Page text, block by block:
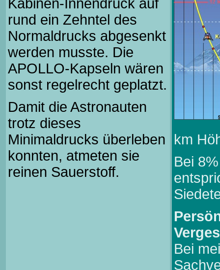
Kabinen-Innendruck auf
rund ein Zehntel des
Normaldrucks abgesenkt
werden musste. Die
APOLLO-Kapseln wären
sonst regelrecht geplatzt.
Damit die Astronauten
trotz dieses
Minimaldrucks überleben
konnten, atmeten sie
reinen Sauerstoff.
km
Bei
Bei